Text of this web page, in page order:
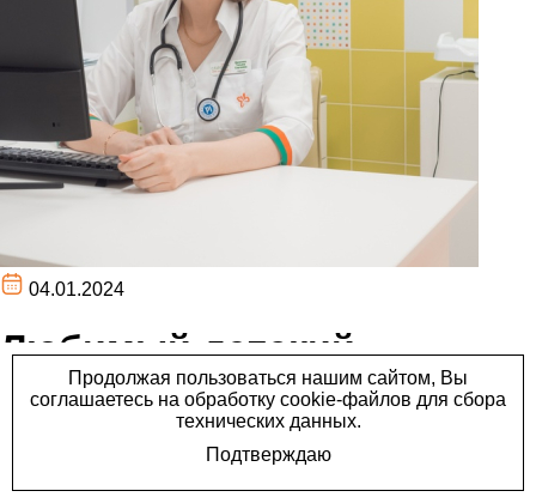
04.01.2024
Любимый детский
нефролог будет вести
прием и на Мира, 11.
Любимый детский нефролог будет вести прием и на